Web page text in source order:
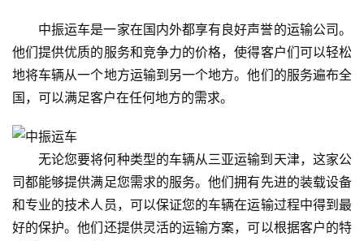
中振运车是一家在国内外都享有良好声誉的运输公司。
他们提供优质的服务和竞争力的价格，使得客户们可以轻松
地将车辆从一个地方运输到另一个地方。他们的服务遍布全
国，可以满足客户在任何地方的需求。
无论您要将何种类型的车辆从三亚运输到天津，这家公
司都能够提供满足您需求的服务。他们拥有先进的装载设备
和专业的技术人员，可以保证您的车辆在运输过程中得到最
好的保护。他们还提供灵活的运输方案，可以根据客户的特